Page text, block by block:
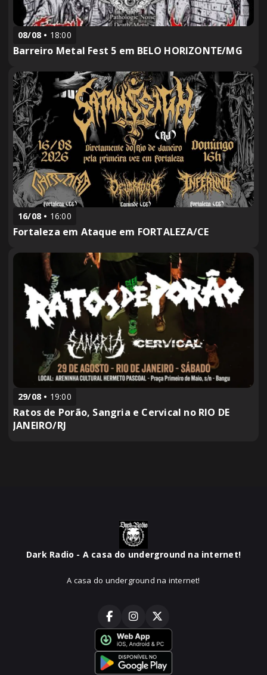
08/08 18:00
Barreiro Metal Fest 5 em BELO HORIZONTE/MG
16/08 16:00
Fortaleza em Ataque em FORTALEZA/CE
29/08 19:00
Ratos de Porão, Sangria e Cervical no RIO DE
JANEIRO/RJ
Dark Radio - A casa do underground na internet!
A casa do underground na internet!